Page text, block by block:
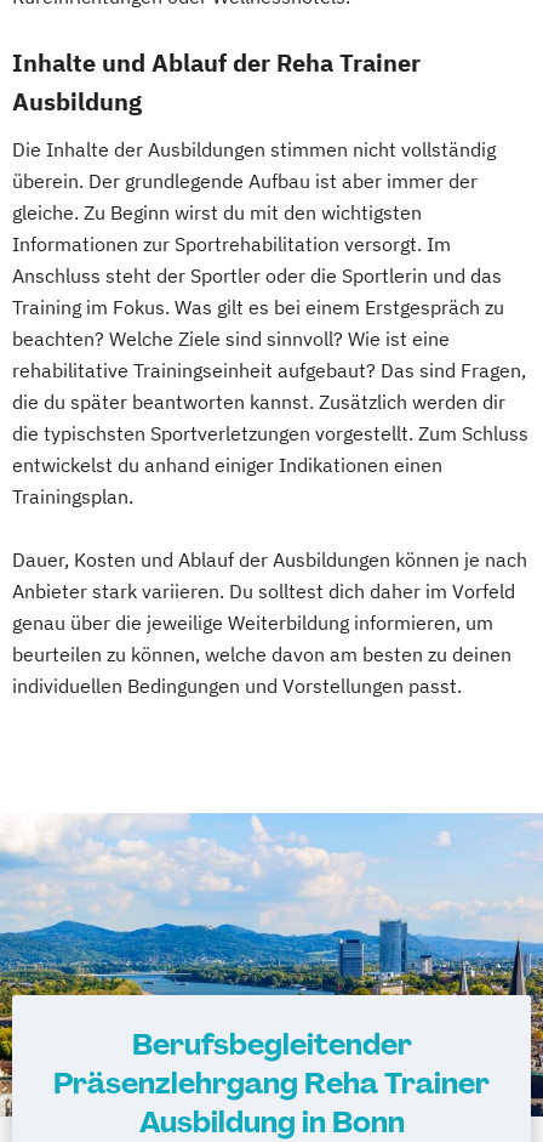
Inhalte und Ablauf der Reha Trainer
Ausbildung
Die Inhalte der Ausbildungen stimmen nicht vollständig
überein. Der grundlegende Aufbau ist aber immer der
gleiche. Zu Beginn wirst du mit den wichtigsten
Informationen zur Sportrehabilitation versorgt. Im
Anschluss steht der Sportler oder die Sportlerin und das
Training im Fokus. Was gilt es bei einem Erstgespräch zu
beachten? Welche Ziele sind sinnvoll? Wie ist eine
rehabilitative Trainingseinheit aufgebaut? Das sind Fragen,
die du später beantworten kannst. Zusätzlich werden dir
die typischsten Sportverletzungen vorgestellt. Zum Schluss
entwickelst du anhand einiger Indikationen einen
Trainingsplan.
Dauer, Kosten und Ablauf der Ausbildungen können je nach
Anbieter stark variieren. Du solltest dich daher im Vorfeld
genau über die jeweilige Weiterbildung informieren, um
beurteilen zu können, welche davon am besten zu deinen
individuellen Bedingungen und Vorstellungen passt.
Berufsbegleitender
Präsenzlehrgang Reha Trainer
Ausbildung in Bonn